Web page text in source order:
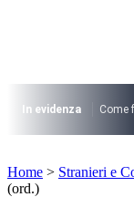
I più cercati
Lorem ipsum
In evidenza Come
Lorem ipsum
Home > Stranieri e
(ord.)